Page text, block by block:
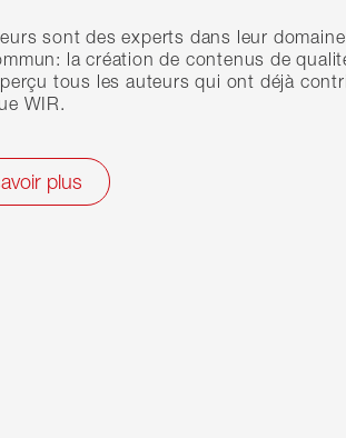
sont des experts dans leur
la création de contenus de
tous les auteurs qui ont déjà
WIR.
plus